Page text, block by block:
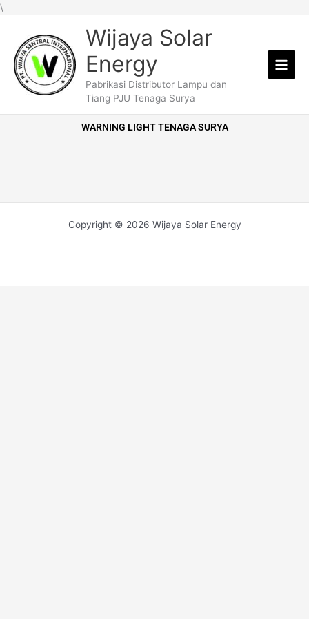
\
konten
Wijaya Solar
Energy
Pabrikasi Distributor Lampu dan
Tiang PJU Tenaga Surya
WARNING LIGHT TENAGA SURYA
Copyright © 2026 Wijaya Solar Energy